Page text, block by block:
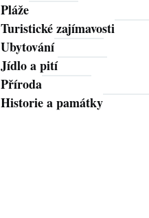
Pláže
Turistické zajímavosti
Ubytování
Jídlo a pití
Příroda
Historie a památky